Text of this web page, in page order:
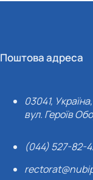
Поштова адреса
03041,
вул. Героїв
(044) 527-82-